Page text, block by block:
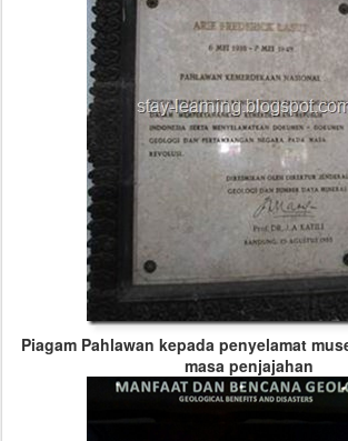
Piagam Pahlawan kepada penyelamat
masa penjajahan